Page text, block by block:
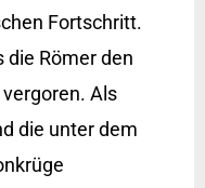
Fortschritt.
die Römer den
Als
die unter dem